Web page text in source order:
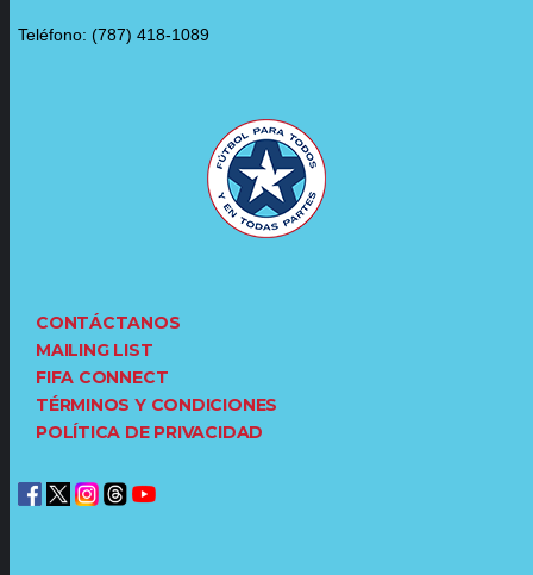
Teléfono: (787) 418-1089
CONTÁCTANOS
MAILING LIST
FIFA CONNECT
TÉRMINOS Y CONDICIONES
POLÍTICA DE PRIVACIDAD